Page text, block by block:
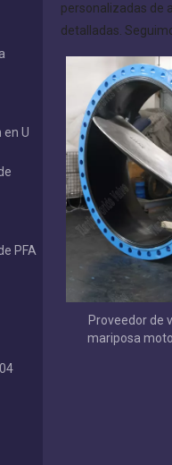
U
PFA
personalizadas de
detalladas.
Proveedor de
mariposa